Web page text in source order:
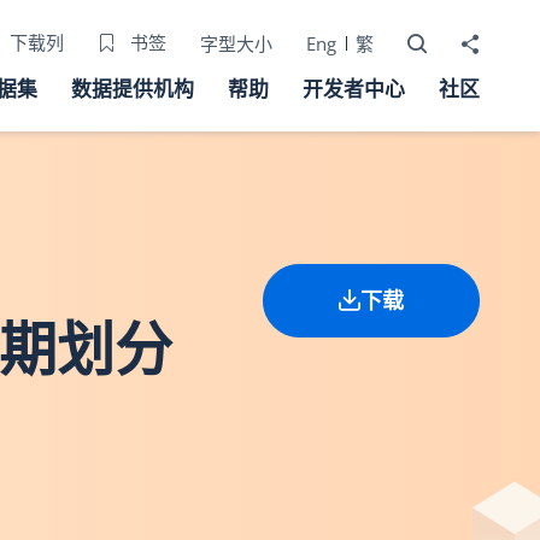
下载列 书签 字型大小 Eng 繁 打开搜寻器
分享至
集 数据提供机构 帮助 开发者中心 社区
划分
下载